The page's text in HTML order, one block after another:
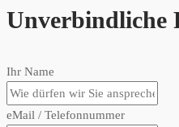
Unverbindliche
Ihr Name
eMail / Telefonnummer